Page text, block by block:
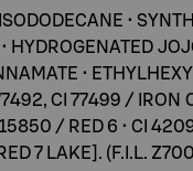
•
HYDROGENATED
•
CI 77499 / IRON
15850 / RED 6 • CI
7 LAKE]. (F.I.L.